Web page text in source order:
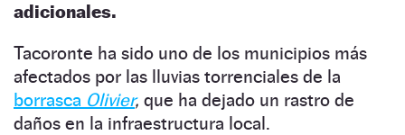
adicionales.
Tacoronte ha sido uno de los municipios más
afectados por las lluvias torrenciales de la
borrasca Olivier, que ha dejado un rastro de
daños en la infraestructura local.